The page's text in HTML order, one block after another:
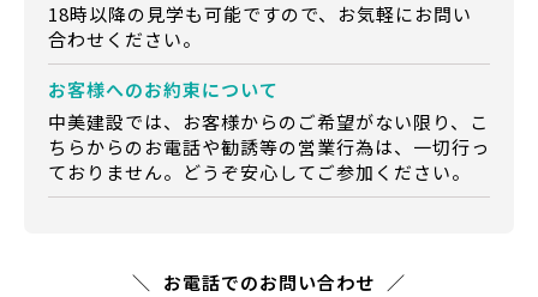
18時以降の見学も可能ですので、お気軽にお問い
合わせください。
お客様へのお約束について
中美建設では、お客様からのご希望がない限り、こ
ちらからのお電話や勧誘等の営業行為は、一切行っ
ておりません。どうぞ安心してご参加ください。
お電話でのお問い合わせ